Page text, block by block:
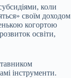
коли
своїм доходом
когортою
освіти,
інструменти.